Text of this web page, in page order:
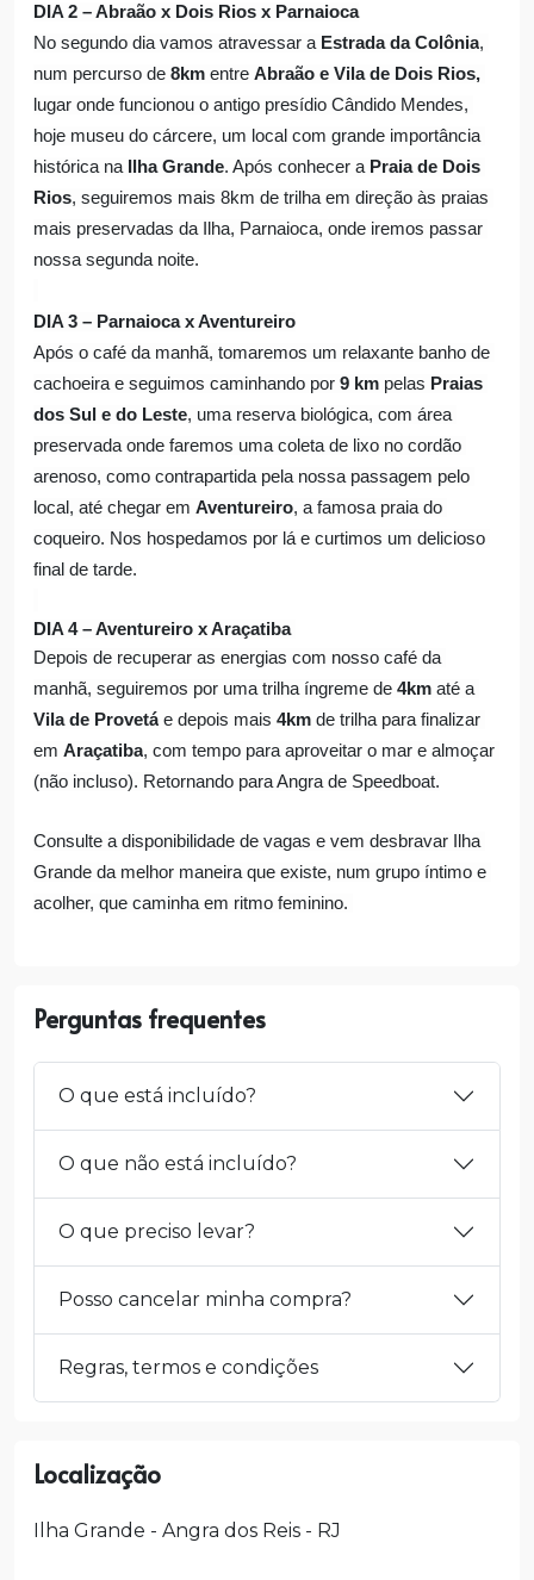
DIA 2 – Abraão x Dois Rios x Parnaioca
No segundo dia vamos atravessar a Estrada da Colônia,
num percurso de 8km entre Abraão e Vila de Dois Rios,
lugar onde funcionou o antigo presídio Cândido Mendes,
hoje museu do cárcere, um local com grande importância
histórica na
Ilha Grande. Após conhecer a Praia de Dois
Rios, seguiremos mais 8km de trilha em direção às praias
mais preservadas da Ilha, Parnaioca, onde iremos passar
nossa segunda noite.
DIA 3 – Parnaioca x Aventureiro
Após o café da manhã, tomaremos um relaxante banho de
cachoeira e seguimos caminhando por 9 km pelas Praias
dos Sul e do Leste, uma reserva biológica, com área
preservada onde faremos uma coleta de lixo no cordão
arenoso, como contrapartida pela nossa passagem pelo
local, até chegar em Aventureiro, a famosa praia do
coqueiro. Nos hospedamos por lá e curtimos um delicioso
final de tarde.
DIA 4 – Aventureiro x Araçatiba
Depois de recuperar as energias com nosso café da
manhã, seguiremos por uma trilha íngreme de 4km
Vila de Provetá e depois mais 4km de trilha para finalizar
em Araçatiba, com tempo para aproveitar o mar e almoçar
(não incluso). Retornando para Angra de Speedboat.
Consulte a disponibilidade de vagas e vem desbravar Ilha
Grande da melhor maneira que existe, num grupo íntimo e
acolher, que caminha em ritmo feminino.
Perguntas frequentes
O que está incluído?
O que não está incluído?
O que preciso levar?
Posso cancelar minha compra?
Regras, termos e condições
Localização
Ilha Grande - Angra dos Reis - RJ